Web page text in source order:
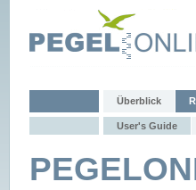
Überblick
User's Guide